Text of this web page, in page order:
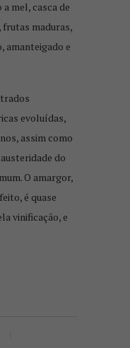
mel, casca de
frutas maduras,
amanteigado e
evoluídas,
assim como
do
O amargor,
é quase
vinificação, e